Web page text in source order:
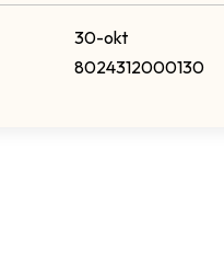
30-okt
8024312000130